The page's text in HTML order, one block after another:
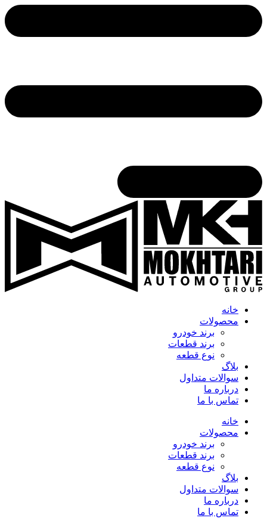
خانه
محصولات
برند خودرو
برند قطعات
نوع قطعه
بلاگ
سوالات متداول
درباره ما
تماس با ما
خانه
محصولات
برند خودرو
برند قطعات
نوع قطعه
بلاگ
سوالات متداول
درباره ما
تماس با ما